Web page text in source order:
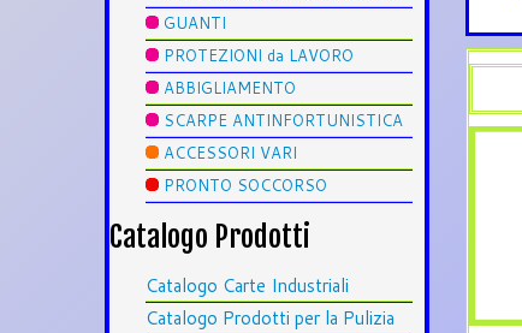
GUANTI
PROTEZIONI da LAVORO
ABBIGLIAMENTO
SCARPE ANTINFORTUNISTICA
ACCESSORI VARI
PRONTO SOCCORSO
Catalogo Prodotti
Catalogo Carte Industriali
Catalogo Prodotti per la Pulizia